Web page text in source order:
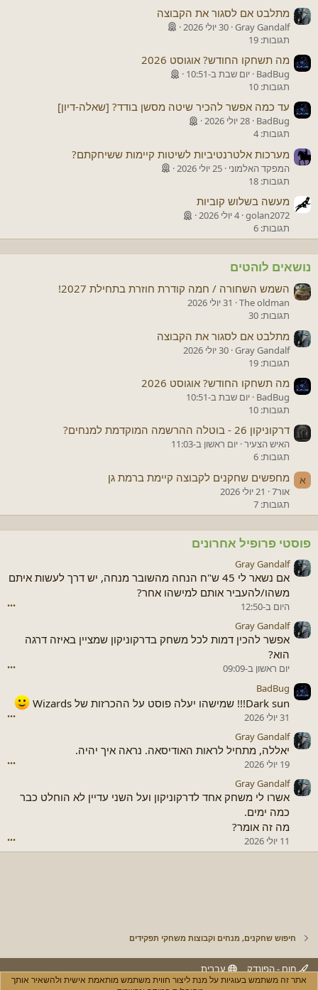
מתלבט אם לסגור את הקבוצה
Gray Gandalf 30 יולי 2026
תגובות: 19
מה תשחקו החודש? אוגוסט 2026
BadBug יום שבת ב-10:51
תגובות: 10
עד כמה אפשר להכיר שיטה מסשן בודד? [שאלה-דיון]
BadBug 28 יולי 2026
תגובות: 4
מערכות אלטרנטיביות לשיטות קיימות ששיחקתם?
המפקד האלמוני 25 יולי 2026
תגובות: 18
מעשה בשלוש קוביות
golan2072 4 יולי 2026
תגובות: 6
נושאים לוהטים
השמש השחורה / חמה קודרת חוזרת בתחילת 2027!
The oldman
31 יולי 2026
תגובות: 30
מתלבט אם לסגור את הקבוצה
Gray Gandalf 30 יולי 2026
תגובות: 19
מה תשחקו החודש? אוגוסט 2026
BadBug יום שבת ב-10:51
תגובות: 10
דרקוניקון 26 - בוטלה ההרשמה המוקדמת למנחים?
האיש הצעיר יום ראשון ב-11:03
תגובות: 6
א מחפשים שחקנים לקבוצה קיימת ברמת גן
אור7
21 יולי 2026
תגובות: 7
פוסטי פרופיל אחרונים
Gray Gandalf
אם נשאר לי 45 ש"ח הנחה מהשובר מנחה, יש דרך לעשות איתם
משהו/להעביר אותם למישהו אחר?
היום ב-12:50 •••
Gray Gandalf
אפשר להכין דמות לכל משחק בדרקוניקון שמציין באיזה דרגה
הוא?
יום ראשון ב-09:09 •••
BadBug
Dark sun!!! שמישהו יעלה פוסט על ההכרזות של Wizards
31 יולי 2026 •••
Gray Gandalf
יאללה, מתחיל לראות האודיסאה. נראה איך יהיה.
19 יולי 2026 •••
Gray Gandalf
אשרו לי משחק אחד לדרקוניקון ועל השני עדיין לא הוחלט כבר
כמה ימים.
מה זה אומר?
11 יולי 2026 •••
חיפוש שחקנים, מנחים וקבוצות משחקי תפקידים
חום - הפונדק
עברית
אתר זה משתמש בעוגיות על מנת ליצור חווית משתמש מותאמת אישית ולהשאיר אותך